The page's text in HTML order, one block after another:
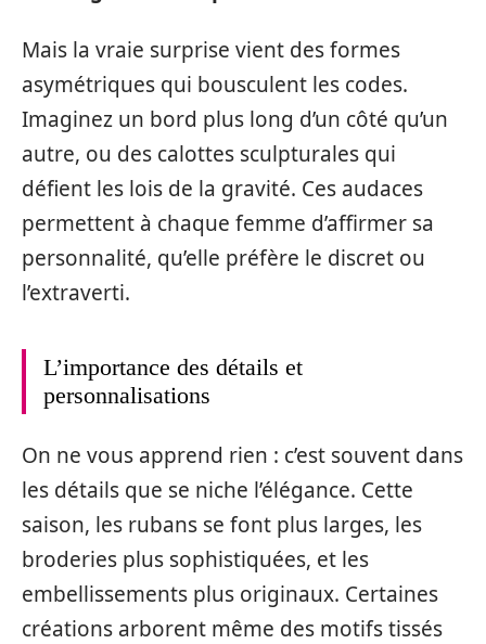
Mais la vraie surprise vient des formes
asymétriques qui bousculent les codes.
Imaginez un bord plus long d’un côté qu’un
autre, ou des calottes sculpturales qui
défient les lois de la gravité. Ces audaces
permettent à chaque femme d’affirmer sa
personnalité, qu’elle préfère le discret ou
l’extraverti.
L’importance des détails et
personnalisations
On ne vous apprend rien : c’est souvent dans
les détails que se niche l’élégance. Cette
saison, les rubans se font plus larges, les
broderies plus sophistiquées, et les
embellissements plus originaux. Certaines
créations arborent même des motifs tissés